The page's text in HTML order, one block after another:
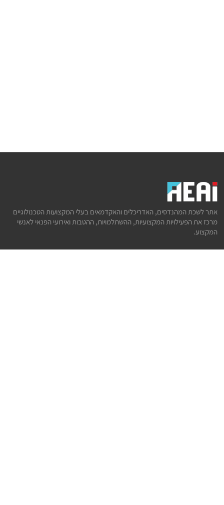
אתר לשכת המהנדסים, האדריכלים והאקדמאים בעלי המקצועות הטכנולוגיים
מרכז את הפעילויות המקצועיות, ההשתלמויות, ההטבות ואירועי הפנאי לאנשי
המקצוע.